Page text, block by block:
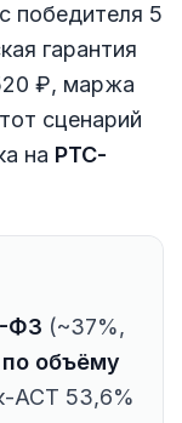
победителя 5
гарантия
₽, маржа
сценарий
на РТС-
ФЗ (~37%,
объёму
АСТ 53,6%